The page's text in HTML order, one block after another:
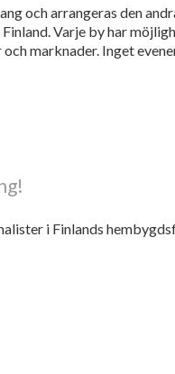
och arrangeras den
Varje by har
marknader. Inget
i Finlands